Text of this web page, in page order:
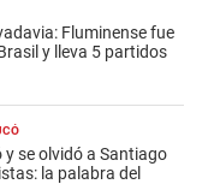
Fluminense fue
y lleva 5 partidos
y se olvidó a Santiago
la palabra del